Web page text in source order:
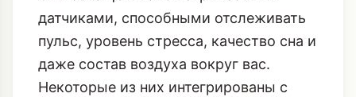
датчиками, способными отслеживать
пульс, уровень стресса, качество сна и
даже состав воздуха вокруг вас.
Некоторые из них интегрированы с